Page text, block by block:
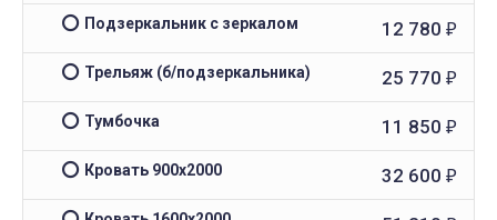
Подзеркальник с зеркалом 12 780 ₽
Трельяж (б/подзеркальника) 25 770 ₽
Тумбочка 11 850 ₽
Кровать 900x2000 32 600 ₽